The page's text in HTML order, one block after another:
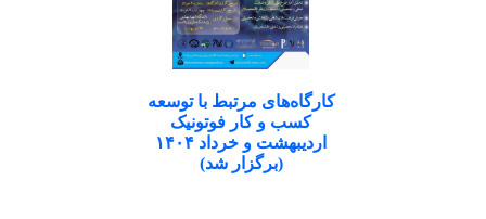
کارگاه‌های مرتبط با توسعه
کسب و کار فوتونیک
اردیبهشت و خرداد ۱۴۰۴
(برگزار شد)